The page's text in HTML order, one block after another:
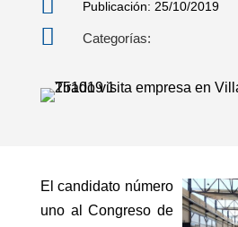
 Publicación: 25/10/2019
 Categorías:
El candidato número
uno al Congreso de